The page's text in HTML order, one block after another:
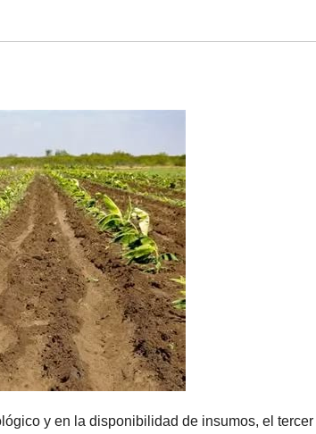
y en la disponibilidad de insumos, el tercer